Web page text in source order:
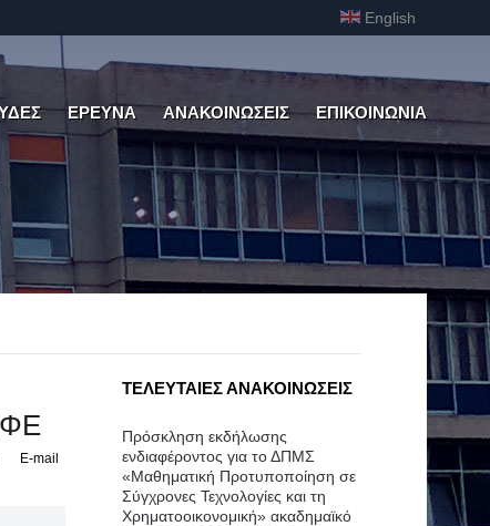
English
ΕΡΕΥΝΑ ΑΝΑΚΟΙΝΩΣΕΙΣ ΕΠΙΚΟΙΝΩΝΙΑ
E-mail
ΤΕΛΕΥΤΑΙΕΣ ΑΝΑΚΟΙΝΩΣΕΙΣ
Πρόσκληση εκδήλωσης
ενδιαφέροντος για το ΔΠΜΣ
«Μαθηματική Προτυποποίηση σε
Σύγχρονες Τεχνολογίες και τη
Χρηματοοικονομική» ακαδημαϊκό